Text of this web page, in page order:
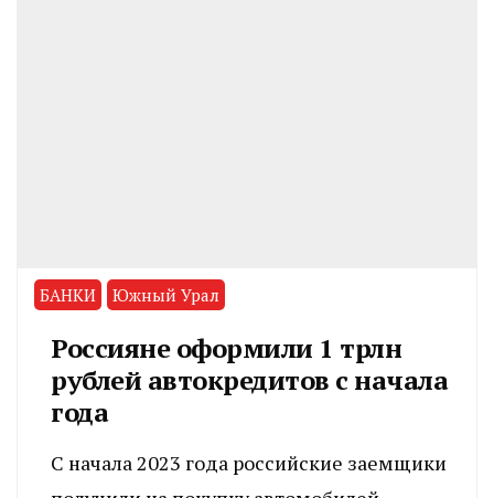
БАНКИ Южный Урал
Россияне оформили 1 трлн
рублей автокредитов с начала
года
С начала 2023 года российские заемщики